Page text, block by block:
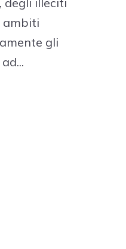
ambiti
gli